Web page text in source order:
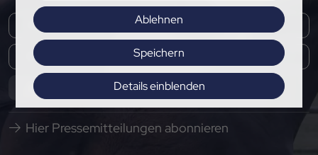
Ablehnen
Speichern
Details einblenden
Impressum |
Abonnieren
Hier Pressemitteilungen abonnieren